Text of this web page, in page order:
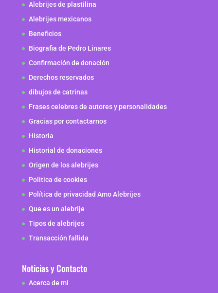
Alebrijes de plastilina
Alebrijes mexicanos
Beneficios
Biografia de Pedro Linares
Confirmación de donación
Derechos reservados
dibujos de catrinas
Frases celebres de autores y personalidades
Gracias por contactarnos
Historia
Historial de donaciones
Origen de los alebrijes
Politica de cookies
Política de privacidad Amo Alebrijes
Que es un alebrije
Tipos de alebrijes
Transacción fallida
Noticias y Contacto
Acerca de mi